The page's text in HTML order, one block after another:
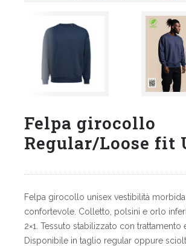
Felpa girocollo
Regular/Loose fit
Felpa girocollo unisex vestibilità
confortevole. Colletto, polsini e orlo
2×1. Tessuto stabilizzato con trattamento
Disponibile in taglio regular oppure